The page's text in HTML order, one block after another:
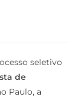
seletivo
de
Paulo, a